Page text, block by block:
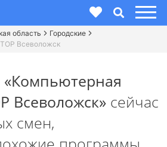
область
Городские
Всеволожск
«Компьютерная
Всеволожск» сейчас
смен,